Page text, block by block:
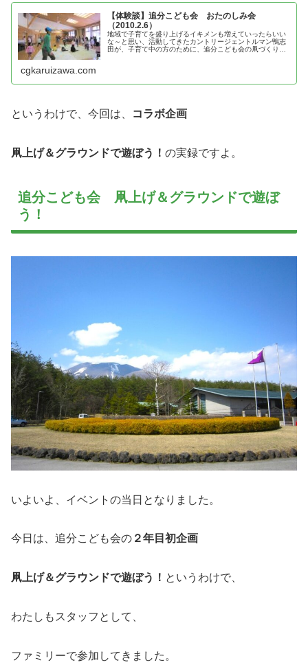
【体験談】追分こども会 おたのしみ会
（2010.2.6）
地域で子育てを盛り上げるイキメンも増えていったらいい
な～と思い、活動してきたカントリージェントルマン鴨志
田が、子育て中の方のために、追分こども会の凧づくりの
cgkaruizawa.com
というわけで、今回は、 コラボ企画
凧上げ＆グラウンドで遊ぼう！ の実録ですよ。
追分こども会 凧上げ＆グラウンドで遊ぼ
う！
いよいよ、イベントの当日となりました。
今日は、追分こども会の ２年目初企画
凧上げ＆グラウンドで遊ぼう！ というわけで、
わたしもスタッフとして、
ファミリーで参加してきました。